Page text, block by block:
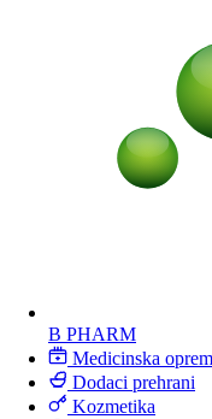
B PHARM
Medicinska
Dodaci prehrani
Kozmetika